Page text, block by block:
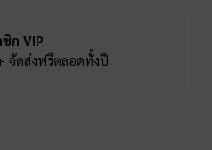
ก VIP
จัดส่งฟรีตลอดทั้งปี